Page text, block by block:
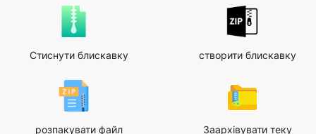
Стиснути блискавку створити блискавку
розпакувати файл Заархівувати теку